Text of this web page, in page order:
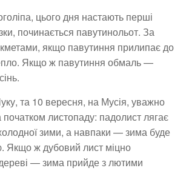
цього дня настають перші
починається павутинольот. За
якщо павутиння прилипає до
Якщо ж павутиння обмаль —
та 10 вересня, на Мусія, уважно
початком листопаду: падолист лягає
зими, а навпаки — зима буде
Якщо ж дубовий лист міцно
— зима прийде з лютими